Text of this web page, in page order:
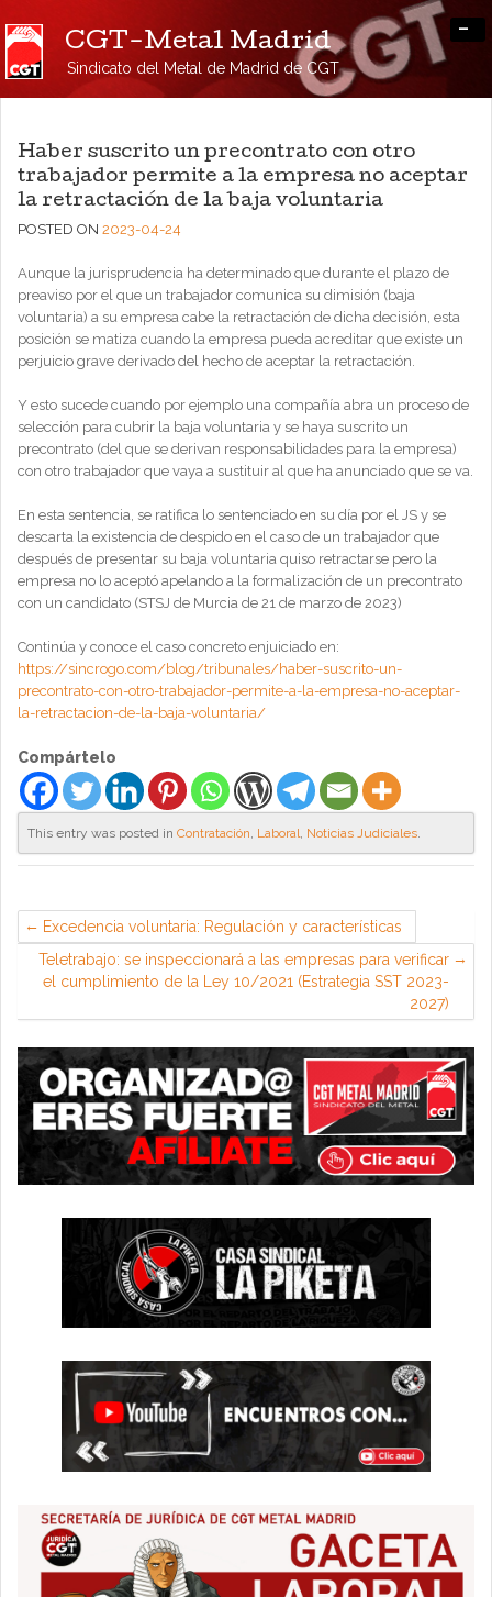
CGT-Metal Madrid
Sindicato del Metal de Madrid de CGT
-
Haber suscrito un precontrato con otro
trabajador permite a la empresa no aceptar
la retractación de la baja voluntaria
POSTED ON 2023-04-24
Aunque la jurisprudencia ha determinado que durante el plazo de
preaviso por el que un trabajador comunica su dimisión (baja
voluntaria) a su empresa cabe la retractación de dicha decisión, esta
posición se matiza cuando la empresa pueda acreditar que existe un
perjuicio grave derivado del hecho de aceptar la retractación.
Y esto sucede cuando por ejemplo una compañía abra un proceso de
selección para cubrir la baja voluntaria y se haya suscrito un
precontrato (del que se derivan responsabilidades para la empresa)
con otro trabajador que vaya a sustituir al que ha anunciado que se va.
En esta sentencia, se ratifica lo sentenciado en su día por el JS y se
descarta la existencia de despido en el caso de un trabajador que
después de presentar su baja voluntaria quiso retractarse pero la
empresa no lo aceptó apelando a la formalización de un precontrato
con un candidato (STSJ de Murcia de 21 de marzo de 2023)
Continúa y conoce el caso concreto enjuiciado en:
https://sincrogo.com/blog/tribunales/haber-suscrito-un-
precontrato-con-otro-trabajador-permite-a-la-empresa-no-aceptar-
la-retractacion-de-la-baja-voluntaria/
Compártelo
This entry was posted in Contratación, Laboral, Noticias Judiciales.
Excedencia voluntaria: Regulación y características
Teletrabajo: se inspeccionará a las empresas para verificar
el cumplimiento de la Ley 10/2021 (Estrategia SST 2023-
2027)